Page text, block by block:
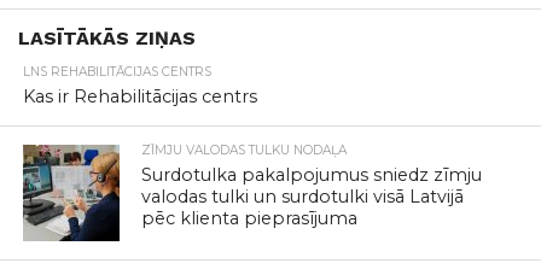
LASĪTĀKĀS ZIŅAS
LNS REHABILITĀCIJAS CENTRS
Kas ir Rehabilitācijas centrs
ZĪMJU VALODAS TULKU NODAĻA
Surdotulka pakalpojumus sniedz zīmju
valodas tulki un surdotulki visā Latvijā
pēc klienta pieprasījuma